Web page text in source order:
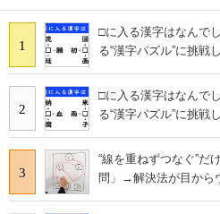
1
□に入る漢字はなんで
る“漢字パズル”に挑戦
2
□に入る漢字はなんで
る“漢字パズル”に挑戦
3
“線を重ねずつなぐ”
問」→解決法が目から